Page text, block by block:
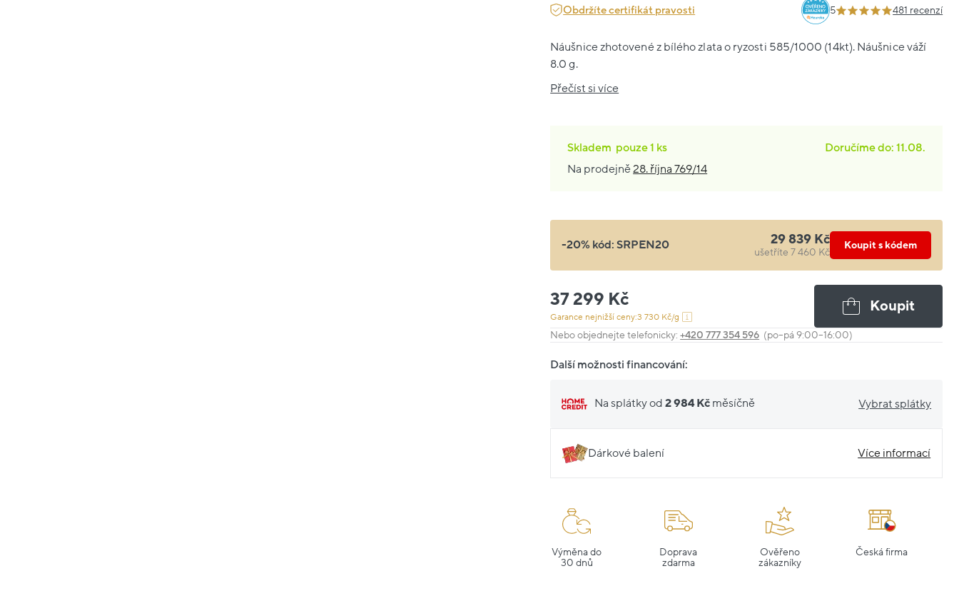
Obdržíte certifikát pravosti 5 481 recenzí
Náušnice zhotovené z bílého zlata o ryzosti 585/1000 (14kt). Náušnice váží
8.0 g.
Přečíst si více
Skladem pouze1 ks
Doručíme do: 11.08.
Na prodejně28. října 769/14
-20% kód:SRPEN20 29 839 Kč
ušetříte 7 460 Kč
Koupit s kódem
37 299 Kč
Garance nejnižší ceny:3 730 Kč/g
Koupit
Nebo objednejte telefonicky:+420 777 354 596 (po–pá 9:00–16:00)
Další možnosti financování:
Na splátky od2 984 Kč měsíčně Vybrat splátky
Dárkové balení Více informací
Výměna do
30 dnů
Doprava
zdarma
Ověřeno
zákazníky
Česká firma